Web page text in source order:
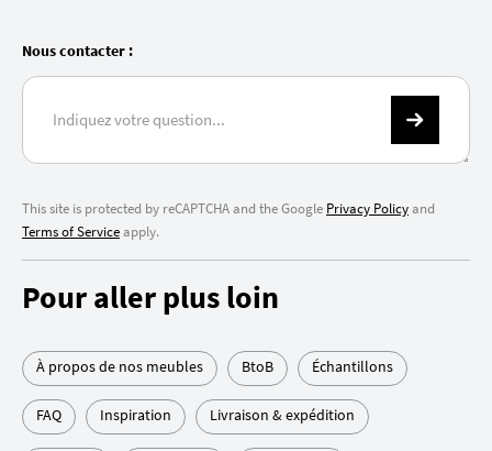
Nous contacter :
This site is protected by reCAPTCHA and the Google Privacy Policyand
Terms of Serviceapply.
Pour aller plus loin
À propos de nos meubles BtoB Échantillons
FAQ Inspiration Livraison & expédition